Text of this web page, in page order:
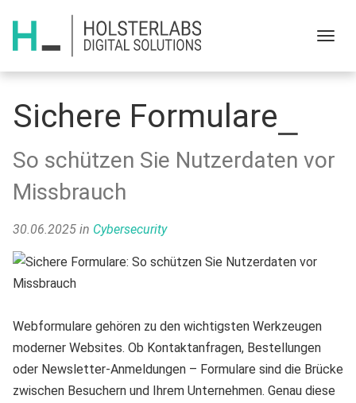
Menu
Sichere Formulare
So schützen Sie Nutzerdaten vor
Missbrauch
30.06.2025 in Cybersecurity
Webformulare gehören zu den wichtigsten Werkzeugen
moderner Websites. Ob Kontaktanfragen, Bestellungen
oder Newsletter-Anmeldungen – Formulare sind die Brücke
zwischen Besuchern und Ihrem Unternehmen. Genau diese